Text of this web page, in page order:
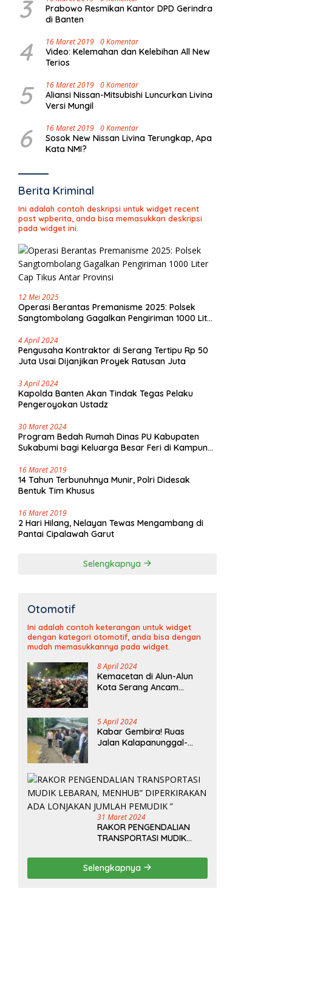
3
Prabowo Resmikan Kantor DPD Gerindra
di Banten
4 16 Maret 2019 0 Komentar
Video: Kelemahan dan Kelebihan All New
Terios
5 16 Maret 2019 0 Komentar
Aliansi Nissan-Mitsubishi Luncurkan Livina
Versi Mungil
6 16 Maret 2019 0 Komentar
Sosok New Nissan Livina Terungkap, Apa
Kata NMI?
Berita Kriminal
Ini adalah contoh deskripsi untuk widget recent
post wpberita, anda bisa memasukkan deskripsi
pada widget ini.
12 Mei 2025
Operasi Berantas Premanisme 2025: Polsek
Sangtombolang Gagalkan Pengiriman 1000 Liter
4 April 2024
Pengusaha Kontraktor di Serang Tertipu Rp 50
Juta Usai Dijanjikan Proyek Ratusan Juta
3 April 2024
Kapolda Banten Akan Tindak Tegas Pelaku
Pengeroyokan Ustadz
30 Maret 2024
Program Bedah Rumah Dinas PU Kabupaten
Sukabumi bagi Keluarga Besar Feri di Kampung
16 Maret 2019
14 Tahun Terbunuhnya Munir, Polri Didesak
Bentuk Tim Khusus
16 Maret 2019
2 Hari Hilang, Nelayan Tewas Mengambang di
Pantai Cipalawah Garut
Selengkapnya
Otomotif
Ini adalah contoh keterangan untuk widget
dengan kategori otomotif, anda bisa dengan
mudah memasukkannya pada widget.
8 April 2024
Kemacetan di Alun-Alun
Kota Serang Ancam
5 April 2024
Kabar Gembira! Ruas
Jalan Kalapanunggal-
Sukabumi dengan metode
pekerjaan Beton
31 Maret 2024
RAKOR PENGENDALIAN
TRANSPORTASI MUDIK
DIPERKIRAKAN ADA
LONJAKAN JUMLAH
PEMUDIK ”
Selengkapnya